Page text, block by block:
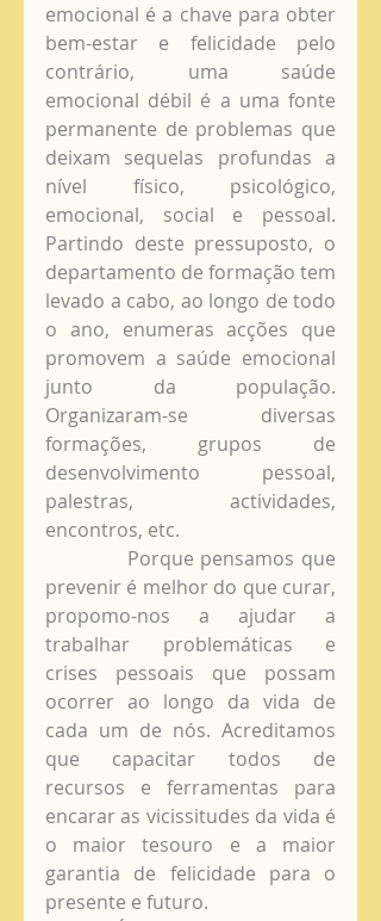
emocional é a chave para obter
bem-estar e felicidade pelo
contrário, uma saúde
emocional débil é a uma fonte
permanente de problemas que
deixam sequelas profundas a
nível físico, psicológico,
emocional, social e pessoal.
Partindo deste pressuposto, o
departamento de formação tem
levado a cabo, ao longo de todo
o ano, enumeras acções que
promovem a saúde emocional
junto da população.
Organizaram-se diversas
formações, grupos de
desenvolvimento pessoal,
palestras, actividades,
encontros, etc.
prevenir é melhor do que curar,
propomo-nos a ajudar a
trabalhar problemáticas e
crises pessoais que possam
ocorrer ao longo da vida de
cada um de nós. Acreditamos
que capacitar todos de
recursos e ferramentas para
encarar as vicissitudes da vida é
o maior tesouro e a maior
garantia de felicidade para o
presente e futuro.